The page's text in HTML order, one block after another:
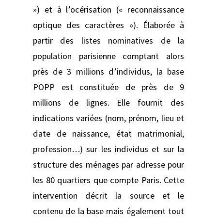
») et à l’océrisation (« reconnaissance
optique des caractères »). Élaborée à
partir des listes nominatives de la
population parisienne comptant alors
près de 3 millions d’individus, la base
POPP est constituée de près de 9
millions de lignes. Elle fournit des
indications variées (nom, prénom, lieu et
date de naissance, état matrimonial,
profession…) sur les individus et sur la
structure des ménages par adresse pour
les 80 quartiers que compte Paris. Cette
intervention décrit la source et le
contenu de la base mais également tout